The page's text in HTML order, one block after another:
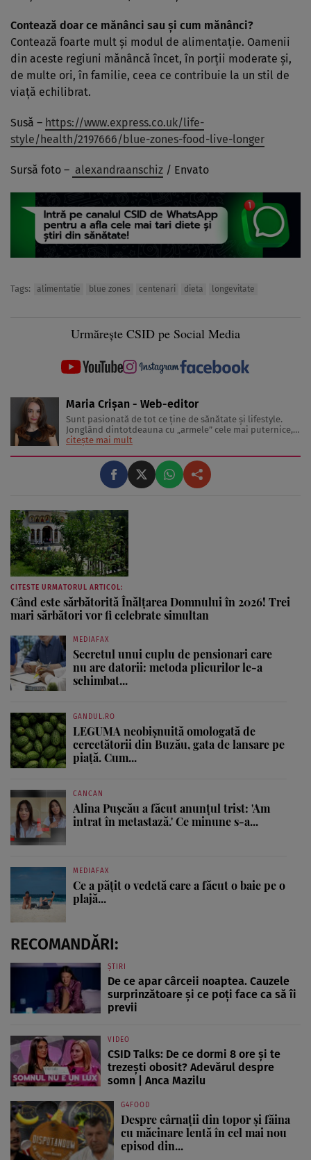
Contează doar ce mănânci sau și cum mănânci?
Contează foarte mult și modul de alimentație. Oamenii
din aceste regiuni mănâncă încet, în porții moderate și,
de multe ori, în familie, ceea ce contribuie la un stil de
viață echilibrat.
Susă – https://www.express.co.uk/life-
style/health/2197666/blue-zones-food-live-longer
Sursă foto – alexandraanschiz / Envato
Tags: alimentatie blue zones centenari dieta longevitate
Urmărește CSID pe Social Media
Maria Crișan - Web-editor
Sunt pasionată de tot ce ține de sănătate și lifestyle.
Jonglând dintotdeauna cu „armele” cele mai puternice,
cuvintele, îmi place să împărtășesc cu cititorii diverse
sănătos și frumos. Lucrez în jurnalism de 3 ani, ...
citește mai mult
CITESTE URMATORUL ARTICOL:
Când este sărbătorită Înălțarea Domnului în 2026! Trei
mari sărbători vor fi celebrate simultan
MEDIAFAX
Secretul unui cuplu de pensionari care
nu are datorii: metoda plicurilor le-a
schimbat...
GANDUL.RO
LEGUMA neobișnuită omologată de
cercetătorii din Buzău, gata de lansare pe
piață. Cum...
CANCAN
Alina Pușcău a făcut anunțul trist: 'Am
intrat în metastază.' Ce minune s-a...
MEDIAFAX
Ce a pățit o vedetă care a făcut o baie pe o
plajă...
RECOMANDĂRI:
ȘTIRI
De ce apar cârceii noaptea. Cauzele
surprinzătoare și ce poți face ca să îi
previi
VIDEO
CSID Talks: De ce dormi 8 ore și te
trezești obosit? Adevărul despre
somn | Anca Mazilu
G4FOOD
Despre cârnații din topor și făina
cu măcinare lentă în cel mai nou
episod din...